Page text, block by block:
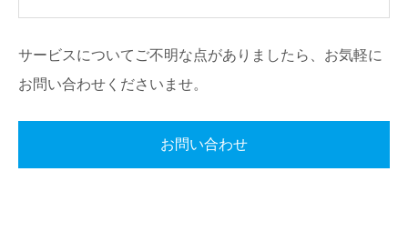
サービスについてご不明な点がありましたら、お気軽に
お問い合わせくださいませ。
お問い合わせ